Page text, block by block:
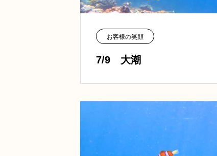
お客様の笑顔
7/9 大潮